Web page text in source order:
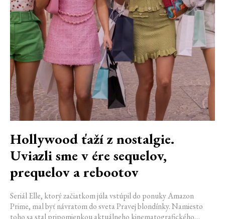
Hollywood ťaží z nostalgie.
Uviazli sme v ére sequelov,
prequelov a rebootov
Seriál Elle, ktorý začiatkom júla vstúpil do ponuky Amazon
Prime, mal byť návratom do sveta Pravej blondínky. Namiesto